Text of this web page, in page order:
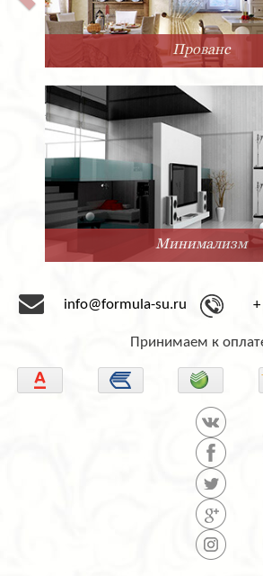
Прованс
Минимализм
info@formula-su.ru
Принимаем к